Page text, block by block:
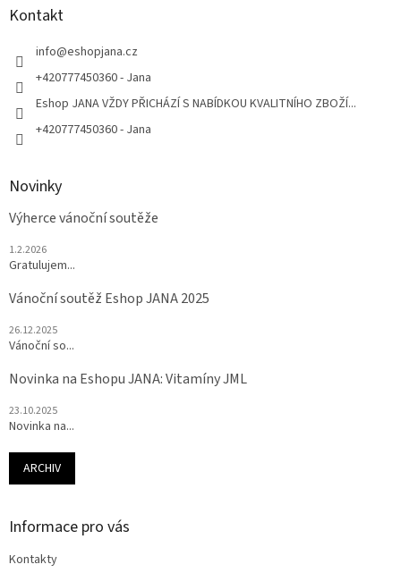
Kontakt
info@eshopjana.cz
+420777450360 - Jana
Eshop JANA VŽDY PŘICHÁZÍ S NABÍDKOU KVALITNÍHO ZBOŽÍ...
+420777450360 - Jana
Novinky
Výherce vánoční soutěže
1.2.2026
Gratulujem...
Vánoční soutěž Eshop JANA 2025
26.12.2025
Vánoční so...
Novinka na Eshopu JANA: Vitamíny JML
23.10.2025
Novinka na...
ARCHIV
Informace pro vás
Kontakty